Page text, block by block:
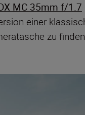
MC 35mm f/1.7
einer
zu